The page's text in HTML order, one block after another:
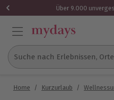
Über 9.000
Suche nach Erlebnissen,
Home / Kurzurlaub /